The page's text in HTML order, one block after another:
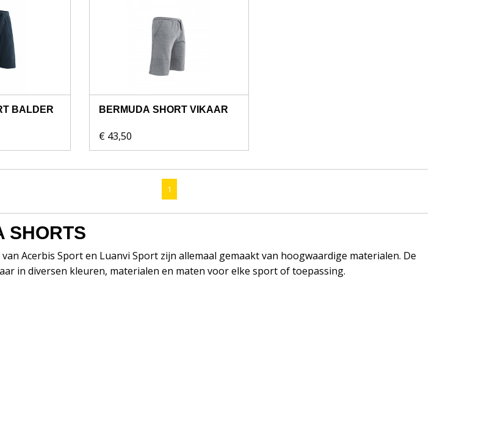
BALDER BERMUDA SHORT VIKAAR
€ 43,50
1
SHORTS
Acerbis Sport en Luanvi Sport zijn allemaal gemaakt van hoogwaardige materialen. De
in diversen kleuren, materialen en maten voor elke sport of toepassing.